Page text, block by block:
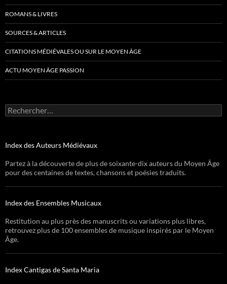
ROMANS & LIVRES
SOURCES & ARTICLES
CITATIONS MÉDIÉVALES OU SUR LE MOYEN ÂGE
ACTU MOYEN ÂGE PASSION
Rechercher :
Index des Auteurs Médiévaux
Partez à la découverte de plus de soixante-dix auteurs du Moyen Âge
pour des centaines de textes, chansons et poésies traduits.
Index des Ensembles Musicaux
Restitution au plus près des manuscrits ou variations plus libres,
retrouvez plus de 100 ensembles de musique inspirés par le Moyen
Âge.
Index Cantigas de Santa Maria